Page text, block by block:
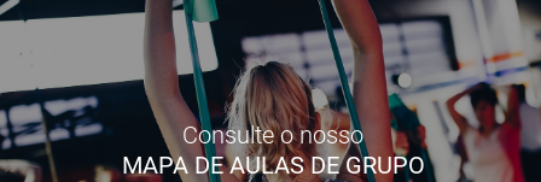
Consulte o nosso
MAPA DE AULAS DE GRUPO